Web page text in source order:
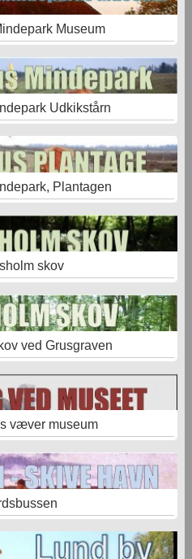
Museum
Udkikstårn
Plantagen
skov
ved Grusgraven
væver museum